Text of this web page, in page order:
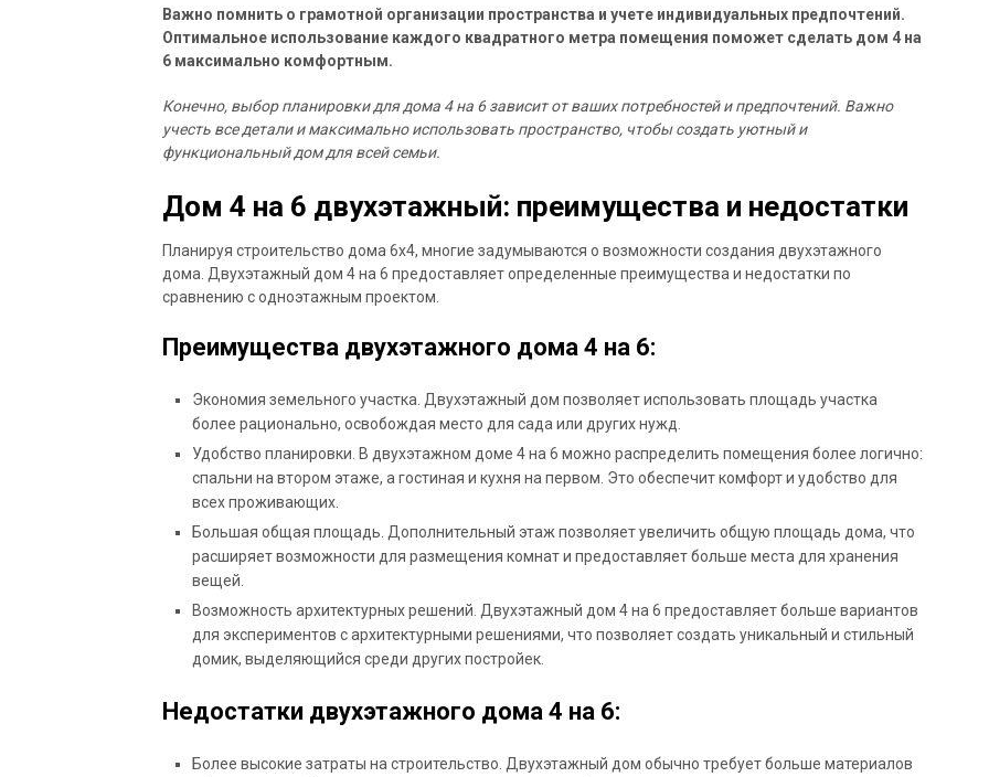
Важно помнить о грамотной организации пространства и учете индивидуальных предпочтений.
Оптимальное использование каждого квадратного метра помещения поможет сделать дом 4 на
6 максимально комфортным.
Конечно, выбор планировки для дома 4 на 6 зависит от ваших потребностей и предпочтений. Важно
учесть все детали и максимально использовать пространство, чтобы создать уютный и
функциональный дом для всей семьи.
Дом 4 на 6 двухэтажный: преимущества и недостатки
Планируя строительство дома 6х4, многие задумываются о возможности создания двухэтажного
дома. Двухэтажный дом 4 на 6 предоставляет определенные преимущества и недостатки по
сравнению с одноэтажным проектом.
Преимущества двухэтажного дома 4 на 6:
Экономия земельного участка. Двухэтажный дом позволяет использовать площадь участка
более рационально, освобождая место для сада или других нужд.
Удобство планировки. В двухэтажном доме 4 на 6 можно распределить помещения более логично:
спальни на втором этаже, а гостиная и кухня на первом. Это обеспечит комфорт и удобство для
всех проживающих.
Большая общая площадь. Дополнительный этаж позволяет увеличить общую площадь дома, что
расширяет возможности для размещения комнат и предоставляет больше места для хранения
вещей.
Возможность архитектурных решений. Двухэтажный дом 4 на 6 предоставляет больше вариантов
для экспериментов с архитектурными решениями, что позволяет создать уникальный и стильный
домик, выделяющийся среди других постройек.
Недостатки двухэтажного дома 4 на 6:
Более высокие затраты на строительство. Двухэтажный дом обычно требует больше материалов